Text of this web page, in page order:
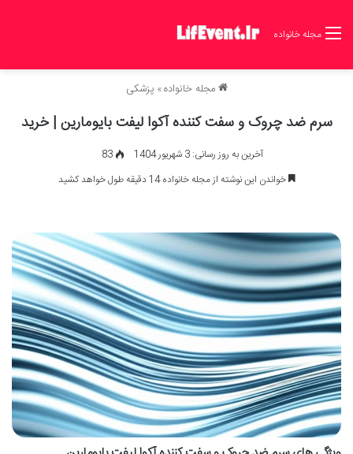
مجله خانواده
مجله خانواده» پزشکی
سرم ضد چروک و سفت کننده آکوا لیفت بایومارین | خرید
آخرین به روز رسانی: 3 شهریور 1404
83
خواندن این نوشته از مجله خانواده 14 دقیقه طول خواهد کشید